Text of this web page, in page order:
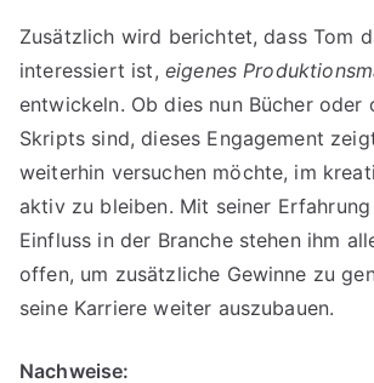
Zusätzlich wird berichtet, dass Tom
interessiert ist, eigenes
entwickeln. Ob dies nun Bücher oder
Skripts sind, dieses Engagement
weiterhin versuchen möchte, im
aktiv zu bleiben. Mit seiner Erfahrung
Einfluss in der Branche stehen ihm
offen, um zusätzliche Gewinne zu
seine Karriere weiter auszubauen.
Nachweise: